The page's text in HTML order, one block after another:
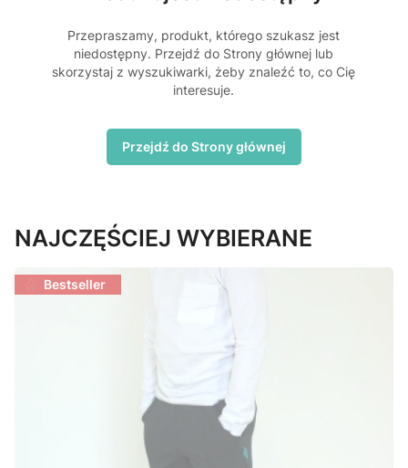
Przepraszamy, produkt, którego szukasz jest
niedostępny. Przejdź do Strony głównej lub
skorzystaj z wyszukiwarki, żeby znaleźć to, co Cię
interesuje.
Przejdź do Strony głównej
NAJCZĘŚCIEJ WYBIERANE
Bestseller